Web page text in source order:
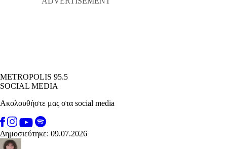
METROPOLIS 95.5
SOCIAL MEDIA
Ακολουθήστε μας στα social media
Δημοσιεύτηκε: 09.07.2026